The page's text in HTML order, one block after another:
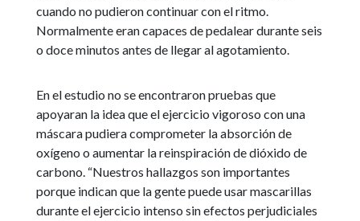
cuando no pudieron continuar con el ritmo.
Normalmente eran capaces de pedalear durante seis
o doce minutos antes de llegar al agotamiento.
En el estudio no se encontraron pruebas que
apoyaran la idea que el ejercicio vigoroso con una
máscara pudiera comprometer la absorción de
oxígeno o aumentar la reinspiración de dióxido de
carbono. “Nuestros hallazgos son importantes
porque indican que la gente puede usar mascarillas
durante el ejercicio intenso sin efectos perjudiciales